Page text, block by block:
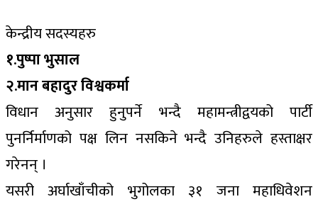
केन्द्रीय सदस्यहरु
१.पुष्पा भुसाल
२.मान बहादुर विश्वकर्मा
विधान अनुसार हुनुपर्ने भन्दै महामन्त्रीद्वयको पार्टी
पुनर्निर्माणको पक्ष लिन नसकिने भन्दै उनिहरुले हस्ताक्षर
गरेनन् ।
यसरी अर्घाखाँचीको भुगोलका ३१ जना महाधिवेशन